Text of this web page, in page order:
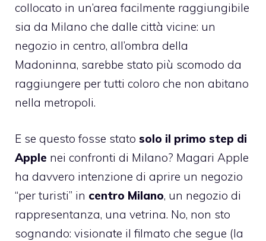
collocato in un’area facilmente raggiungibile
sia da Milano che dalle città vicine: un
negozio in centro, all’ombra della
Madoninna, sarebbe stato più scomodo da
raggiungere per tutti coloro che non abitano
nella metropoli.
E se questo fosse stato solo il primo step di
Apple nei confronti di Milano? Magari Apple
ha davvero intenzione di aprire un negozio
“per turisti” in centro Milano, un negozio di
rappresentanza, una vetrina. No, non sto
sognando: visionate il filmato che segue (la